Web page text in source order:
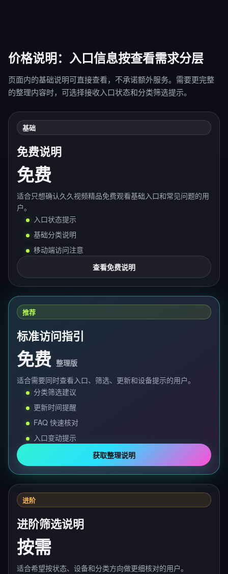
价格说明：入口信息按查看需求分层
页面内的基础说明可直接查看，不承诺额外服务。需要更完整
的整理内容时，可选择接收入口状态和分类筛选提示。
基础
免费说明
免费
适合只想确认久久视频精品免费观看基础入口和常见问题的用
户。
入口状态提示
基础分类说明
移动端访问注意
查看免费说明
推荐
标准访问指引
免费 整理版
适合需要同时查看入口、筛选、更新和设备提示的用户。
分类筛选建议
更新时间提醒
FAQ 快速核对
入口变动提示
获取整理说明
进阶
进阶筛选说明
按需
适合希望按状态、设备和分类方向做更细核对的用户。